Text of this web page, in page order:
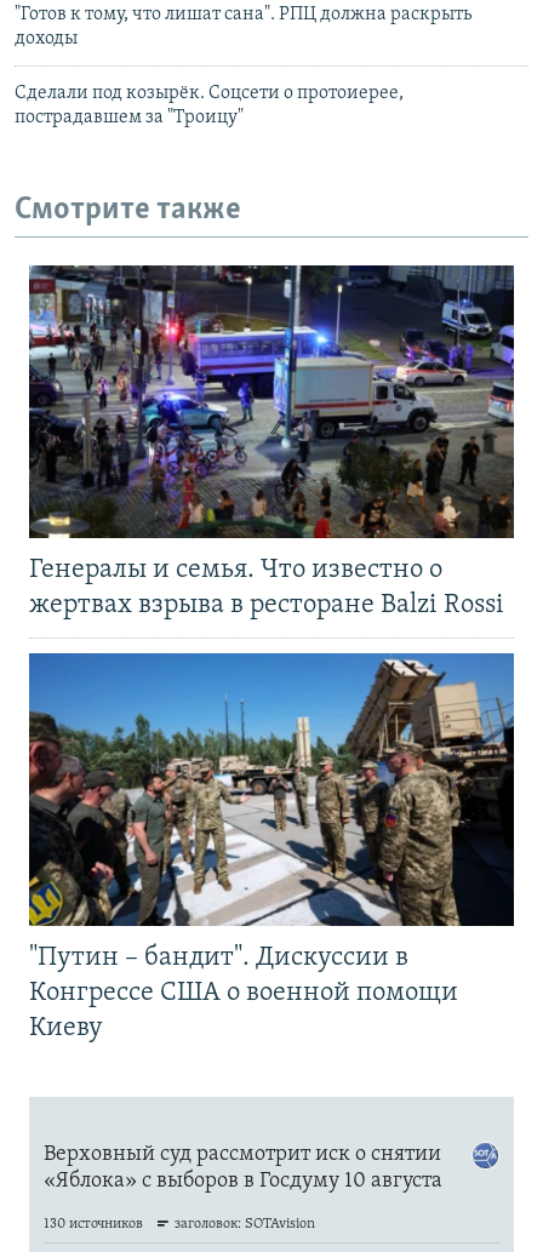
"Готов к тому, что лишат сана". РПЦ должна раскрыть
доходы
Сделали под козырёк. Соцсети о протоиерее,
пострадавшем за "Троицу"
Смотрите также
Генералы и семья. Что известно о
жертвах взрыва в ресторане Balzi Rossi
"Путин – бандит". Дискуссии в
Конгрессе США о военной помощи
Киеву